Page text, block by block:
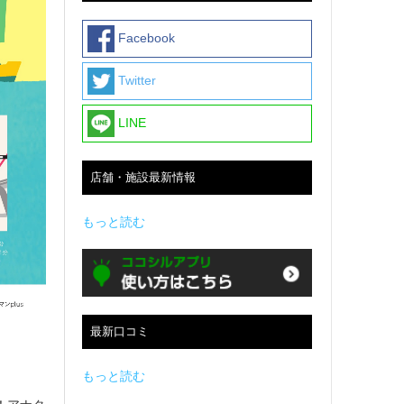
Facebook
Twitter
LINE
店舗・施設最新情報
もっと読む
最新口コミ
もっと読む